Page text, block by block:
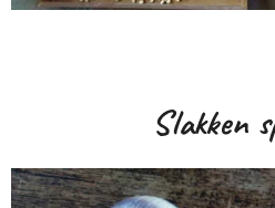
Slakken